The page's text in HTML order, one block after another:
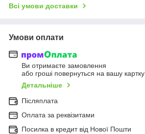
Всі умови доставки
Умови оплати
Ви отримаєте замовлення
або гроші повернуться на вашу картку
Детальніше
Післяплата
Оплата за реквізитами
Посилка в кредит від Нової Пошти